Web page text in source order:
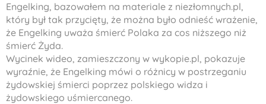
Engelking, bazowałem na materiale z niezłomnych.pl,
który był tak przycięty, że można było odnieść wrażenie,
że Engelking uważa śmierć Polaka za cos niższego niż
śmierć Żyda.
Wycinek wideo, zamieszczony w wykopie.pl, pokazuje
wyraźnie, że Engelking mówi o różnicy w postrzeganiu
żydowskiej śmierci poprzez polskiego widza i
żydowskiego uśmiercanego.